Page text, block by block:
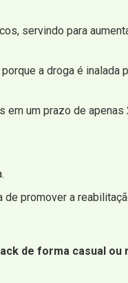
servindo para
a droga é inalada
um prazo de apenas
promover a
de forma casual ou